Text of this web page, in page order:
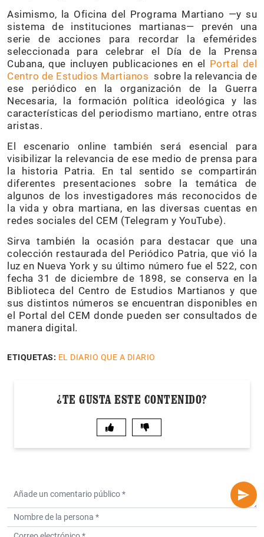
Asimismo, la Oficina del Programa Martiano —y su
sistema de instituciones martianas— prevén una
serie de acciones para recordar la efemérides
seleccionada para celebrar el Día de la Prensa
Cubana, que incluyen publicaciones en el Portal del
Centro de Estudios Martianos sobre la relevancia de
ese periódico en la organización de la Guerra
Necesaria, la formación política ideológica y las
características del periodismo martiano, entre otras
aristas.
El escenario online también será esencial para
visibilizar la relevancia de ese medio de prensa para
la historia Patria. En tal sentido se compartirán
diferentes presentaciones sobre la temática de
algunos de los investigadores más reconocidos de
la vida y obra martiana, en las diversas cuentas en
redes sociales del CEM (Telegram y YouTube).
Sirva también la ocasión para destacar que una
colección restaurada del Periódico Patria, que vió la
luz en Nueva York y su último número fue el 522, con
fecha 31 de diciembre de 1898, se conserva en la
Biblioteca del Centro de Estudios Martianos y que
sus distintos números se encuentran disponibles en
el Portal del CEM donde pueden ser consultados de
manera digital.
ETIQUETAS: EL DIARIO QUE A DIARIO
¿TE GUSTA ESTE CONTENIDO?